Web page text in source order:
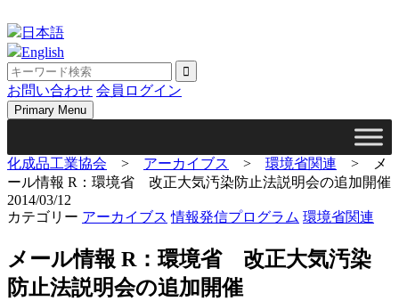
to
content
日本語
English
お問い合わせ 会員ログイン
Primary Menu
化成品工業協会 > アーカイブス > 環境省関連 >
メ
ール情報 R：環境省 改正大気汚染防止法説明会の追加開催
2014/03/12
カテゴリー アーカイブス 情報発信プログラム 環境省関連
メール情報 R：環境省 改正大気汚染
防止法説明会の追加開催